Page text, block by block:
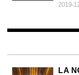
2019-
LA